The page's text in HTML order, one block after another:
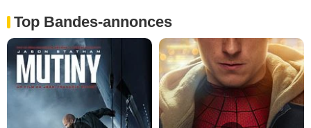
Top Bandes-annonces